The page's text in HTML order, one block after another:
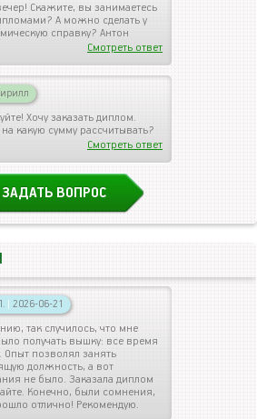
Скажите, вы занимаетесь
А можно сделать у
справку? Антон
Смотреть ответ
Хочу заказать диплом.
какую сумму рассчитывать?
Смотреть ответ
ЗАДАТЬ ВОПРОС
| 2026-06-21
так случилось, что мне
получать вышку: все время
Опыт позволял занять
должность, а вот
не было. Заказала диплом
Конечно, были сомнения,
отлично! Рекомендую.